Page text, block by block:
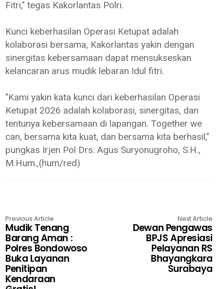
Fitri," tegas Kakorlantas Polri.
Kunci keberhasilan Operasi Ketupat adalah
kolaborasi bersama, Kakorlantas yakin dengan
sinergitas kebersamaan dapat mensukseskan
kelancaran arus mudik lebaran Idul fitri.
"Kami yakin kata kunci dari keberhasilan Operasi
Ketupat 2026 adalah kolaborasi, sinergitas, dan
tentunya kebersamaan di lapangan. Together we
can, bersama kita kuat, dan bersama kita berhasil,"
pungkas Irjen Pol Drs. Agus Suryonugroho, S.H.,
M.Hum.,(hum/red)
Previous Article
Mudik Tenang
Barang Aman :
Polres Bondowoso
Buka Layanan
Penitipan
Kendaraan
Next Article
Dewan Pengawas
BPJS Apresiasi
Pelayanan RS
Bhayangkara
Surabaya